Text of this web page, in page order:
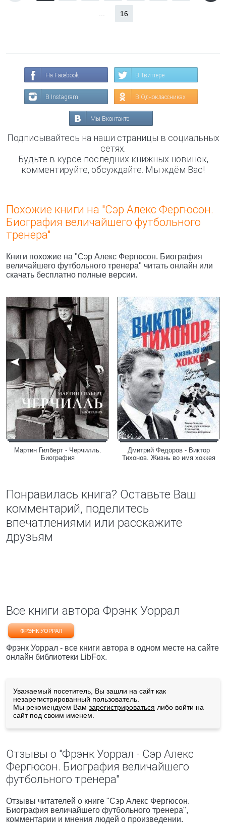
16
На Facebook В Твиттере
В Instagram В Одноклассниках
Мы Вконтакте
Подписывайтесь на наши страницы в социальных
сетях.
Будьте в курсе последних книжных новинок,
комментируйте, обсуждайте. Мы ждём Вас!
Похожие книги на "Сэр Алекс Фергюсон.
Биография величайшего футбольного
тренера"
Книги похожие на "Сэр Алекс Фергюсон. Биография
величайшего футбольного тренера" читать онлайн или
скачать бесплатно полные версии.
Мартин Гилберт - Черчилль.
Биография
Дмитрий Федоров - Виктор
Тихонов. Жизнь во имя хоккея
Понравилась книга? Оставьте Ваш
комментарий, поделитесь
впечатлениями или расскажите
друзьям
Все книги автора Фрэнк Уоррал
ФРЭНК УОРРАЛ
Фрэнк Уоррал - все книги автора в одном месте на сайте
онлайн библиотеки LibFox.
Уважаемый посетитель, Вы зашли на сайт как
незарегистрированный пользователь.
Мы рекомендуем Вам зарегистрироваться либо войти на
сайт под своим именем.
Отзывы о "Фрэнк Уоррал - Сэр Алекс
Фергюсон. Биография величайшего
футбольного тренера"
Отзывы читателей о книге "Сэр Алекс Фергюсон.
Биография величайшего футбольного тренера",
комментарии и мнения людей о произведении.